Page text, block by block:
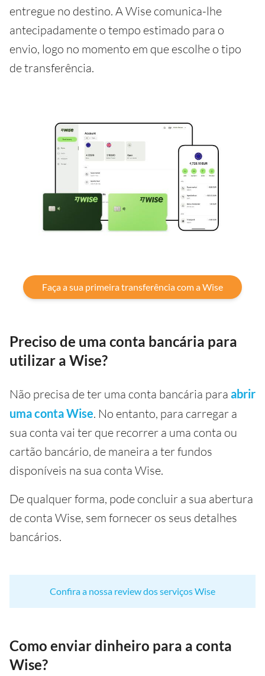
entregue no destino. A Wise comunica-lhe
antecipadamente o tempo estimado para o
envio, logo no momento em que escolhe o tipo
de transferência.
Faça a sua primeira transferência com a Wise
Preciso de uma conta bancária para
utilizar a Wise?
Não precisa de ter uma conta bancária para abrir
uma conta Wise. No entanto, para carregar a
sua conta vai ter que recorrer a uma conta ou
cartão bancário, de maneira a ter fundos
disponíveis na sua conta Wise.
De qualquer forma, pode concluir a sua abertura
de conta Wise, sem fornecer os seus detalhes
bancários.
Confira a nossa review dos serviços Wise
Como enviar dinheiro para a conta
Wise?